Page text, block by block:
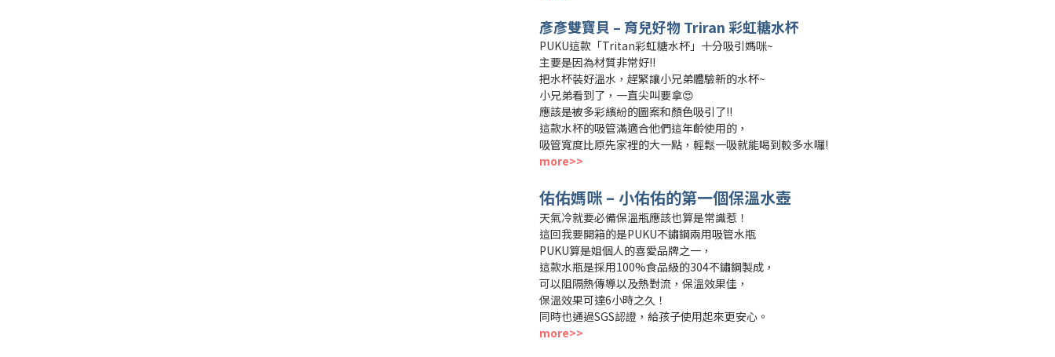
彥彥雙寶貝 – 育兒好物Triran彩虹糖水杯
PUKU這款「Tritan彩虹糖水杯」十分吸引媽咪~
主要是因為材質非常好!!
把水杯裝好溫水，趕緊讓小兄弟體驗新的水杯~
小兄弟看到了，一直尖叫要拿😍
應該是被多彩繽紛的圖案和顏色吸引了!!
這款水杯的吸管滿適合他們這年齡使用的，
吸管寬度比原先家裡的大一點，輕鬆一吸就能喝到較多水囉!
more>>
佑佑媽咪 – 小佑佑的第一個保溫水壺
天氣冷就要必備保溫瓶應該也算是常識惹！
這回我要開箱的是PUKU不鏽鋼兩用吸管水瓶
PUKU算是姐個人的喜愛品牌之一，
這款水瓶是採用100%食品級的304不鏽鋼製成，
可以阻隔熱傳導以及熱對流，保溫效果佳，
保溫效果可達6小時之久！
同時也通過SGS認證，給孩子使用起來更安心。
more>>